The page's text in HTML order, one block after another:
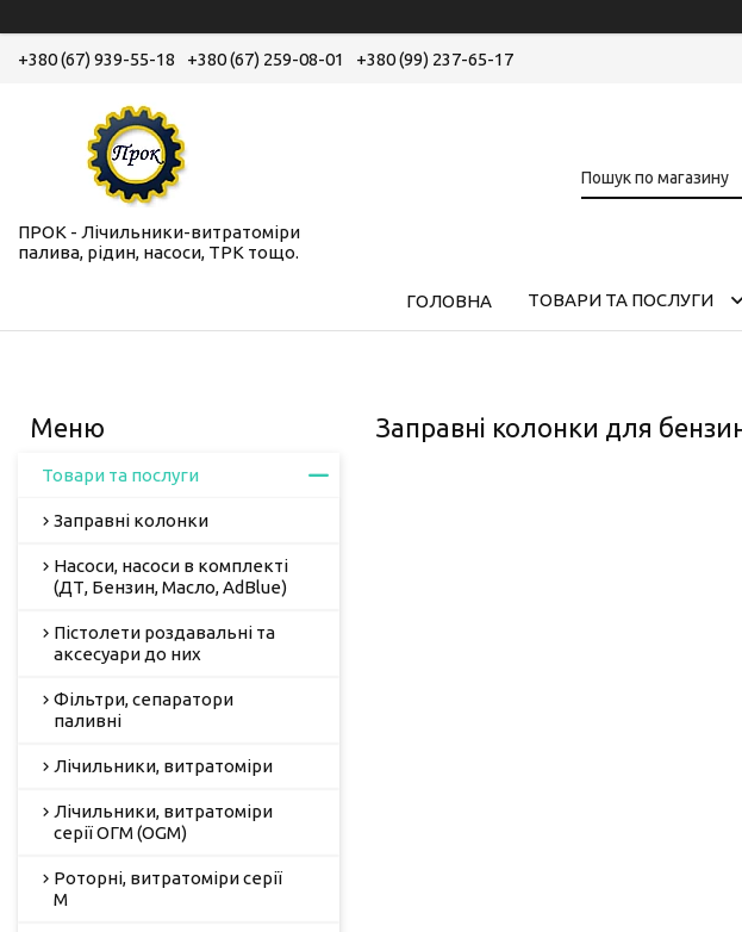
+380 (67) 939-55-18 +380 (67) 259-08-01 +380 (99) 237-65-17
ПРОК - Лічильники-витратоміри
палива, рідин, насоси, ТРК тощо.
ГОЛОВНА ТОВАРИ ТА ПОСЛУГИ
Заправні колонки для
Товари та послуги
Заправні колонки
Насоси, насоси в комплекті
(ДТ, Бензин, Масло, AdBlue)
Пістолети роздавальні та
аксесуари до них
Фільтри, сепаратори
паливні
Лічильники, витратоміри
Лічильники, витратоміри
серії ОГМ (OGM)
Роторні, витратоміри серії
М